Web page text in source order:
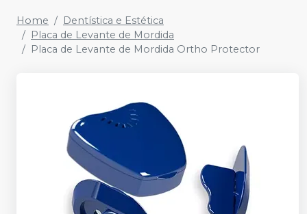
Home
Dentística e Estética
Placa de Levante de Mordida
Placa de Levante de Mordida Ortho Protector